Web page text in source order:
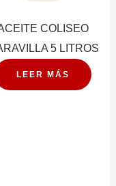
COLISEO
5 LITROS
LEER MÁS